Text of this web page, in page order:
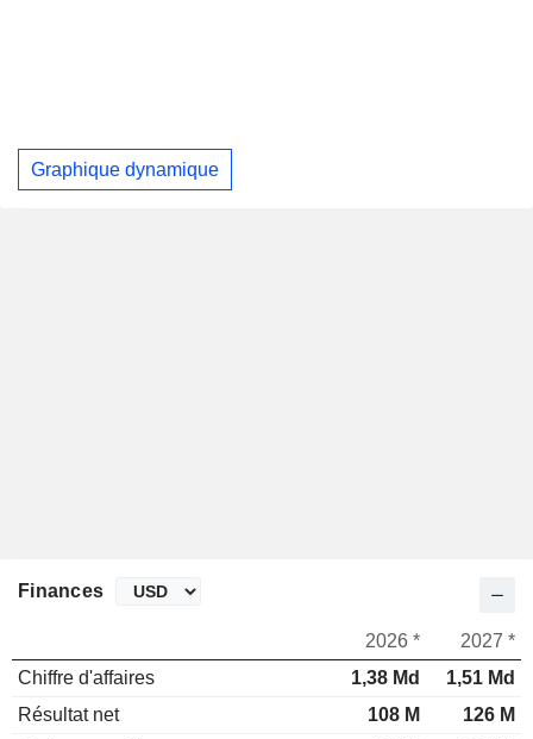
Graphique dynamique
Finances
2026 *
2027 *
Chiffre d'affaires
1,38 Md
1,51 Md
Résultat net
108 M
126 M